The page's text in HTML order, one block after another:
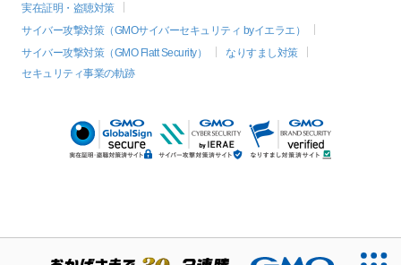
実在証明・盗聴対策
サイバー攻撃対策（GMOサイバーセキュリティ byイエラエ）
サイバー攻撃対策（GMO Flatt Security）
なりすまし対策
セキュリティ事業の軌跡